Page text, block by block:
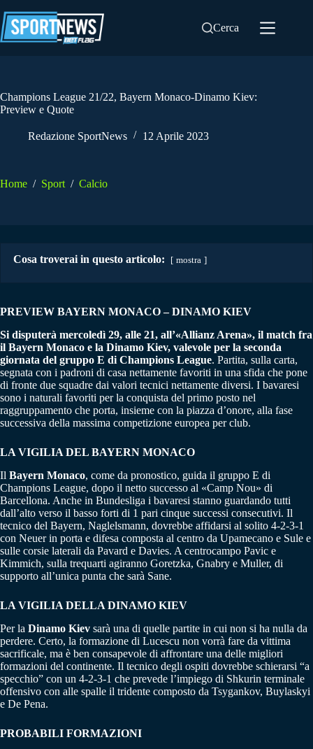
al
contenuto
Cerca
Champions League 21/22, Bayern Monaco-Dinamo Kiev:
Preview e Quote
Redazione SportNews 12 Aprile 2023
Home / Sport / Calcio
Cosa troverai in questo articolo: mostra
PREVIEW BAYERN MONACO – DINAMO KIEV
Si disputerà mercoledì 29, alle 21, all’«Allianz Arena», il match fra
il Bayern Monaco e la Dinamo Kiev, valevole per la seconda
giornata del gruppo E di Champions League. Partita, sulla carta,
segnata con i padroni di casa nettamente favoriti in una sfida che pone
di fronte due squadre dai valori tecnici nettamente diversi. I bavaresi
sono i naturali favoriti per la conquista del primo posto nel
raggruppamento che porta, insieme con la piazza d’onore, alla fase
successiva della massima competizione europea per club.
LA VIGILIA DEL BAYERN MONACO
Il Bayern Monaco, come da pronostico, guida il gruppo E di
Champions League, dopo il netto successo al «Camp Nou» di
Barcellona. Anche in Bundesliga i bavaresi stanno guardando tutti
dall’alto verso il basso forti di 1 pari cinque successi consecutivi. Il
tecnico del Bayern, Naglelsmann, dovrebbe affidarsi al solito 4-2-3-1
con Neuer in porta e difesa composta al centro da Upamecano e Sule e
sulle corsie laterali da Pavard e Davies. A centrocampo Pavic e
Kimmich, sulla trequarti agiranno Goretzka, Gnabry e Muller, di
supporto all’unica punta che sarà Sane.
LA VIGILIA DELLA DINAMO KIEV
Per la Dinamo Kiev sarà una di quelle partite in cui non si ha nulla da
perdere. Certo, la formazione di Lucescu non vorrà fare da vittima
sacrificale, ma è ben consapevole di affrontare una delle migliori
formazioni del continente. Il tecnico degli ospiti dovrebbe schierarsi “a
specchio” con un 4-2-3-1 che prevede l’impiego di Shkurin terminale
offensivo con alle spalle il tridente composto da Tsygankov, Buylaskyi
e De Pena.
PROBABILI FORMAZIONI